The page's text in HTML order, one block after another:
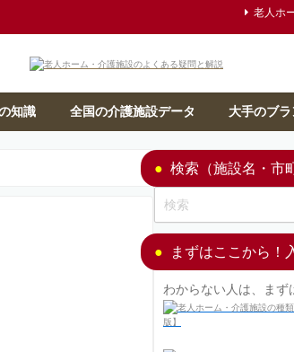
老人ホ
知識 全国の介護施設データ 大手のブ
検索（施設名・市
まずはここから！
わからない人は、まず